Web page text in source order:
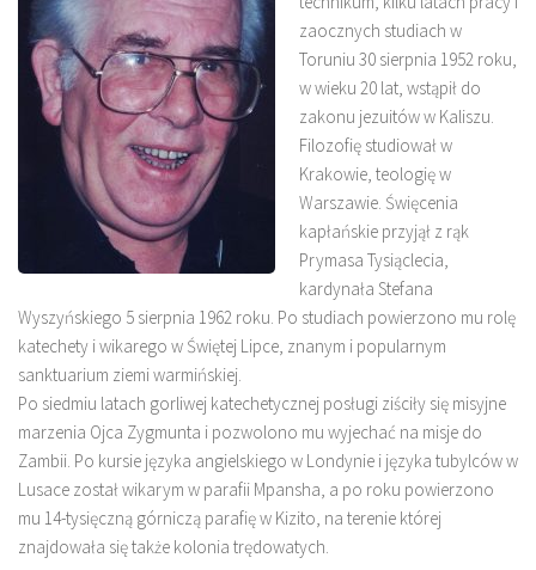
zaocznych studiach w
Toruniu 30 sierpnia 1952 roku,
w wieku 20 lat, wstąpił do
zakonu jezuitów w Kaliszu.
Filozofię studiował w
Krakowie, teologię w
Warszawie. Święcenia
kapłańskie przyjął z rąk
Prymasa Tysiąclecia,
kardynała Stefana
Wyszyńskiego 5 sierpnia 1962 roku. Po studiach powierzono mu rolę
katechety i wikarego w Świętej Lipce, znanym i popularnym
sanktuarium ziemi warmińskiej.
Po siedmiu latach gorliwej katechetycznej posługi ziściły się misyjne
marzenia Ojca Zygmunta i pozwolono mu wyjechać na misje do
Zambii. Po kursie języka angielskiego w Londynie i języka tubylców w
Lusace został wikarym w parafii Mpansha, a po roku powierzono
mu 14-tysięczną górniczą parafię w Kizito, na terenie której
znajdowała się także kolonia trędowatych.